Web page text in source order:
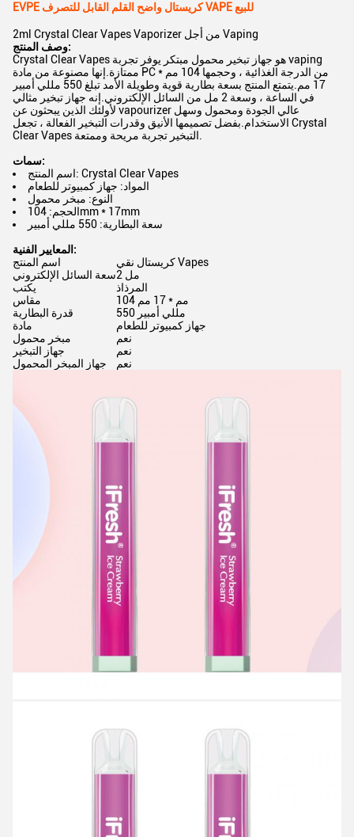
EVPE كريستال واضح القلم القابل للتصرف VAPE للبيع
2ml Crystal Clear Vapes Vaporizer من أجل Vaping
وصف المنتج:
Crystal Clear Vapes هو جهاز تبخير محمول مبتكر يوفر تجربة vaping
ممتازة.إنها مصنوعة من مادة PC من الدرجة الغذائية ، وحجمها 104 مم *
17 مم.يتمتع المنتج بسعة بطارية قوية وطويلة الأمد تبلغ 550 مللي أمبير
في الساعة ، وسعة 2 مل من السائل الإلكتروني.إنه جهاز تبخير مثالي
لأولئك الذين يبحثون عن vapourizer عالي الجودة ومحمول وسهل
الاستخدام.بفضل تصميمها الأنيق وقدرات التبخير الفعالة ، تجعل Crystal
Clear Vapes التبخير تجربة مريحة وممتعة.
سمات:
اسم المنتج: Crystal Clear Vapes
المواد: جهاز كمبيوتر للطعام
النوع: مبخر محمول
الحجم: 104mm * 17mm
سعة البطارية: 550 مللي أمبير
المعايير الفنية:
اسم المنتج
كريستال نقي Vapes
سعة السائل الإلكتروني
2 مل
يكتب
المرذاذ
مقاس
104 مم * 17 مم
قدرة البطارية
550 مللي أمبير
مادة
جهاز كمبيوتر للطعام
مبخر محمول
نعم
جهاز التبخير
نعم
جهاز المبخر المحمول
نعم